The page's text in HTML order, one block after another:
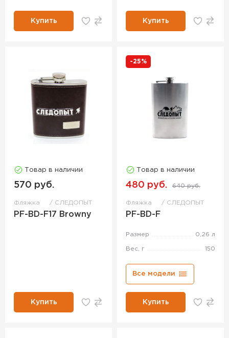
Купить Купить
Товар в наличии
570 руб.
Фляжка СЛЕДОПЫТ
PF-BD-F17 Browny
Купить
-25%
Товар в наличии
480 руб. 640 руб.
Фляжка СЛЕДОПЫТ
PF-BD-F
Размер 0,26 л
Вес, г 150
Все модели
Купить